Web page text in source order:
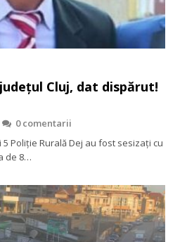
Cluj, dat dispărut!
0 comentarii
Poliție Rurală Dej au fost sesizați cu
de 8…